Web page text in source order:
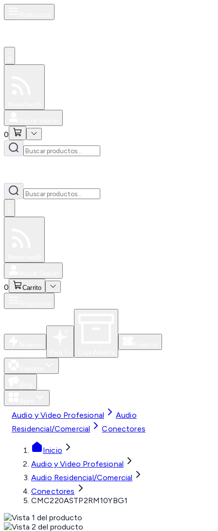
0
0 Carrito
Audio y Video Profesional
Audio
Residencial/Comercial
Conectores
Inicio
Audio y Video Profesional
Audio Residencial/Comercial
Conectores
CMC220ASTP2RM10YBG1